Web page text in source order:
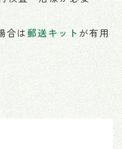
合は郵送キット が有用